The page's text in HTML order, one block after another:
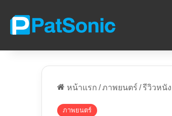
หน้าแรก /ภาพยนตร์ /รีวิวหนั
ภาพยนตร์